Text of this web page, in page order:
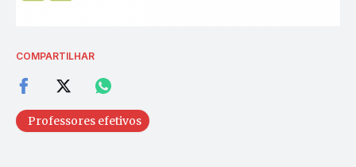
COMPARTILHAR
Professores efetivos